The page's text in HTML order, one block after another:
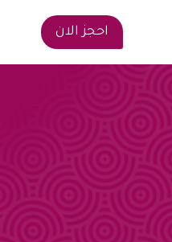
احجز الان